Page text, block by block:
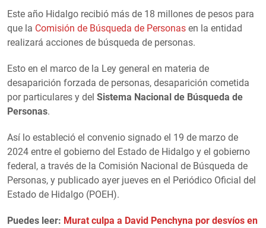
Este año Hidalgo recibió más de 18 millones de pesos para
que la Comisión de Búsqueda de Personas en la entidad
realizará acciones de búsqueda de personas.
Esto en el marco de la Ley general en materia de
desaparición forzada de personas, desaparición cometida
por particulares y del Sistema Nacional de Búsqueda de
Personas.
Así lo estableció el convenio signado el 19 de marzo de
2024 entre el gobierno del Estado de Hidalgo y el gobierno
federal, a través de la Comisión Nacional de Búsqueda de
Personas, y publicado ayer jueves en el Periódico Oficial del
Estado de Hidalgo (POEH).
Puedes leer: Murat culpa a David Penchyna por desvíos en